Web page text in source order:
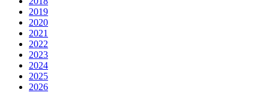
2019
2020
2021
2022
2023
2024
2025
2026